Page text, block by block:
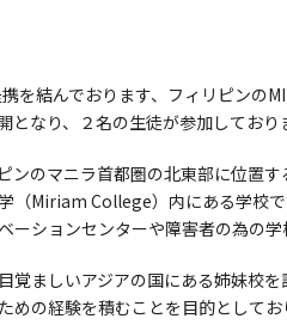
を結んでおります、フィリピンの
となり、２名の生徒が参加しており
ンのマニラ首都圏の北東部に位
（Miriam College）内にある学校
ーションセンターや障害者の為の学
覚ましいアジアの国にある姉妹校
めの経験を積むことを目的としてお